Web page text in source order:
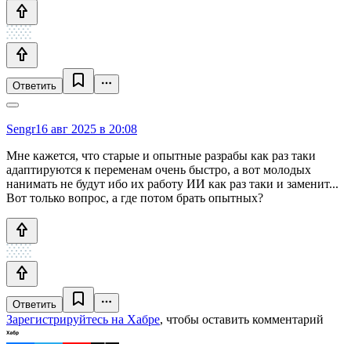
Ответить
Sengr16 авг 2025 в 20:08
Мне кажется, что старые и опытные разрабы как раз таки
адаптируются к переменам очень быстро, а вот молодых
нанимать не будут ибо их работу ИИ как раз таки и заменит...
Вот только вопрос, а где потом брать опытных?
Ответить
Зарегистрируйтесь на Хабре, чтобы оставить комментарий